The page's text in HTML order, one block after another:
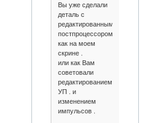
Вы уже сделали
деталь с
редактированным
постпроцессором
как на моем
скрине .
или как Вам
советовали
редактированием
УП . и
изменением
импульсов .